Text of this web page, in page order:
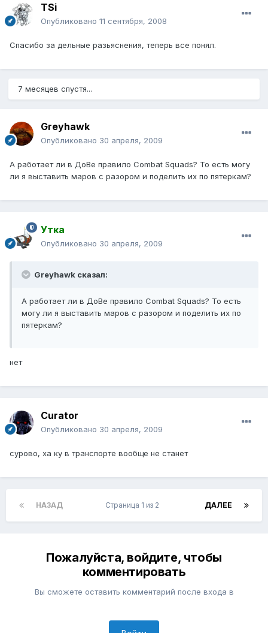
TSi
Опубликовано 11 сентября, 2008
Спасибо за дельные разьяснения, теперь все понял.
7 месяцев спустя...
Greyhawk
Опубликовано 30 апреля, 2009
А работает ли в ДоВе правило Combat Squads? То есть могу
ли я выставить маров с разором и поделить их по пятеркам?
Утка
Опубликовано 30 апреля, 2009
Greyhawk сказал:
А работает ли в ДоВе правило Combat Squads? То есть
могу ли я выставить маров с разором и поделить их по
пятеркам?
нет
Curator
Опубликовано 30 апреля, 2009
сурово, ха ку в транспорте вообще не станет
НАЗАД ДАЛЕЕ
Страница 1 из 2
Пожалуйста, войдите, чтобы
комментировать
Вы сможете оставить комментарий после входа в